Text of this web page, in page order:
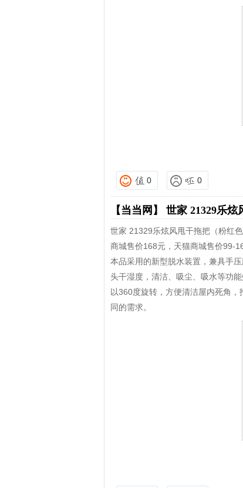
0 0
【当当网】 世家 21329乐炫
世家 21329乐炫风甩干拖把（粉红
商城售价168元，天猫商城售价99-
本品采用的新型脱水装置，兼具手
头干湿度，清洁、吸尘、吸水等功
以360度旋转，方便清洁屋内死角
同的需求。